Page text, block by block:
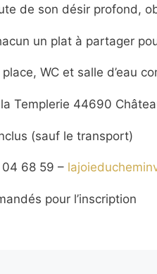
de son désir profond,
un plat à partager
place, WC et salle d’eau
la Templerie 44690
(sauf le transport)
68 59 –
pour l’inscription